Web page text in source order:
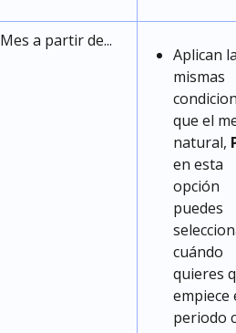
Mes a partir de...
Aplican
mismas
que el
natural,
en esta
opción
puedes
cuándo
quieres
empiece
periodo